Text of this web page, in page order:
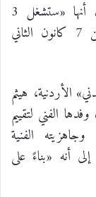
وكانت «الخطوط الجوية القطرية» قد أعلنت أنها «ستشغل 3
رحلات أسبوعياً إلى مدينة دمشق ابتداءً من 7 كانون الثاني
الأردنية، هيثم
الفني لتقييم
الفنية
أنه «بناءً على